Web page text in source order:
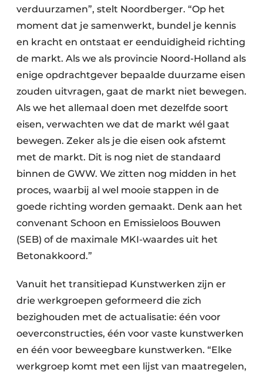
verduurzamen”, stelt Noordberger. “Op het
moment dat je samenwerkt, bundel je kennis
en kracht en ontstaat er eenduidigheid richting
de markt. Als we als provincie Noord-Holland als
enige opdrachtgever bepaalde duurzame eisen
zouden uitvragen, gaat de markt niet bewegen.
Als we het allemaal doen met dezelfde soort
eisen, verwachten we dat de markt wél gaat
bewegen. Zeker als je die eisen ook afstemt
met de markt. Dit is nog niet de standaard
binnen de GWW. We zitten nog midden in het
proces, waarbij al wel mooie stappen in de
goede richting worden gemaakt. Denk aan het
convenant Schoon en Emissieloos Bouwen
(SEB) of de maximale MKI-waardes uit het
Betonakkoord.”
Vanuit het transitiepad Kunstwerken zijn er
drie werkgroepen geformeerd die zich
bezighouden met de actualisatie: één voor
oeverconstructies, één voor vaste kunstwerken
en één voor beweegbare kunstwerken. “Elke
werkgroep komt met een lijst van maatregelen,